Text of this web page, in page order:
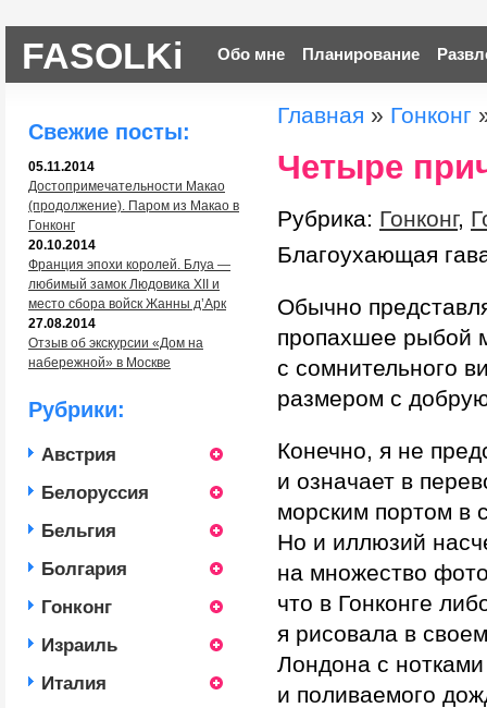
Обо мне Планирование
FASOLKi
Свежие посты:
05.11.2014
Достопримечательности Макао
(продолжение). Паром из Макао в
Гонконг
20.10.2014
Франция эпохи королей. Блуа —
любимый замок Людовика XII и
место сбора войск Жанны д’Арк
27.08.2014
Отзыв об экскурсии «Дом на
набережной» в Москве
Рубрики:
Австрия
Белоруссия
Бельгия
Болгария
Гонконг
Израиль
Италия
Главная » Гонконг
Четыре
Рубрика: Гонконг,
Благоухающая
Обычно
пропахшее рыбой
с сомнительного
размером с
Конечно, я не
и означает в
морским портом в
Но и иллюзий
на множество
что в Гонконге
я рисовала в
Лондона с
и поливаемого